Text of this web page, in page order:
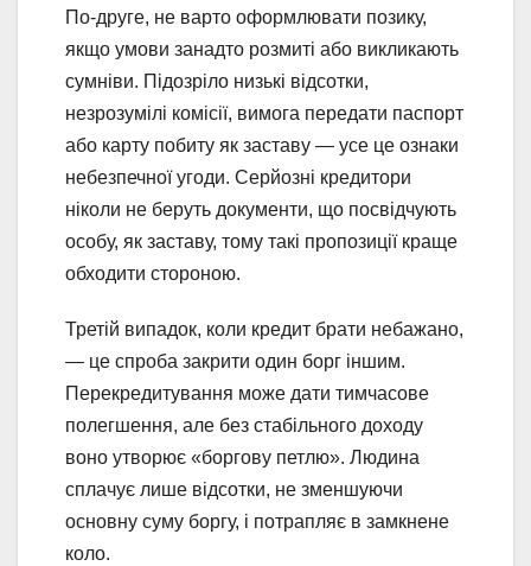
По-друге, не варто оформлювати позику,
якщо умови занадто розмиті або викликають
сумніви. Підозріло низькі відсотки,
незрозумілі комісії, вимога передати паспорт
або карту побиту як заставу — усе це ознаки
небезпечної угоди. Серйозні кредитори
ніколи не беруть документи, що посвідчують
особу, як заставу, тому такі пропозиції краще
обходити стороною.
Третій випадок, коли кредит брати небажано,
— це спроба закрити один борг іншим.
Перекредитування може дати тимчасове
полегшення, але без стабільного доходу
воно утворює «боргову петлю». Людина
сплачує лише відсотки, не зменшуючи
основну суму боргу, і потрапляє в замкнене
коло.